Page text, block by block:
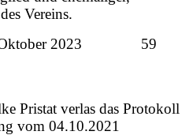
Vereins.
2023 59
Pristat verlas das Protokoll
vom 04.10.2021